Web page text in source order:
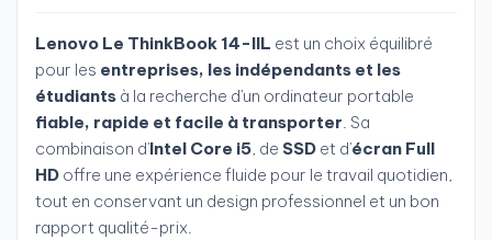
Lenovo Le ThinkBook 14-IIL est un choix équilibré
pour les entreprises, les indépendants et les
étudiants à la recherche d'un ordinateur portable
fiable, rapide et facile à transporter. Sa
combinaison d'Intel Core i5, de SSD et d'écran Full
HD offre une expérience fluide pour le travail quotidien,
tout en conservant un design professionnel et un bon
rapport qualité-prix.